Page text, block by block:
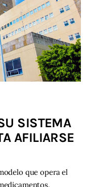
SISTEMA
AFILIARSE
que opera el